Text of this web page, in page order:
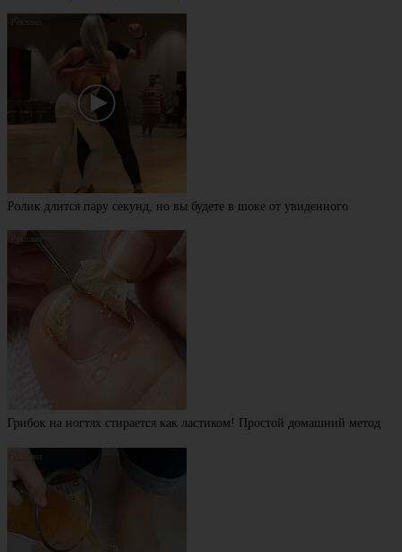
Ролик длится пару секунд, но вы будете в шоке от увиденного
Грибок на ногтях стирается как ластиком! Простой домашний метод